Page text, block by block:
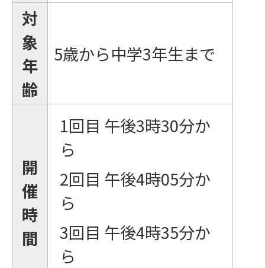
対
象
年
齢
5歳から中学3年生まで
開
催
時
間
1回目 午後3時30分か
ら
2回目 午後4時05分か
ら
3回目 午後4時35分か
ら